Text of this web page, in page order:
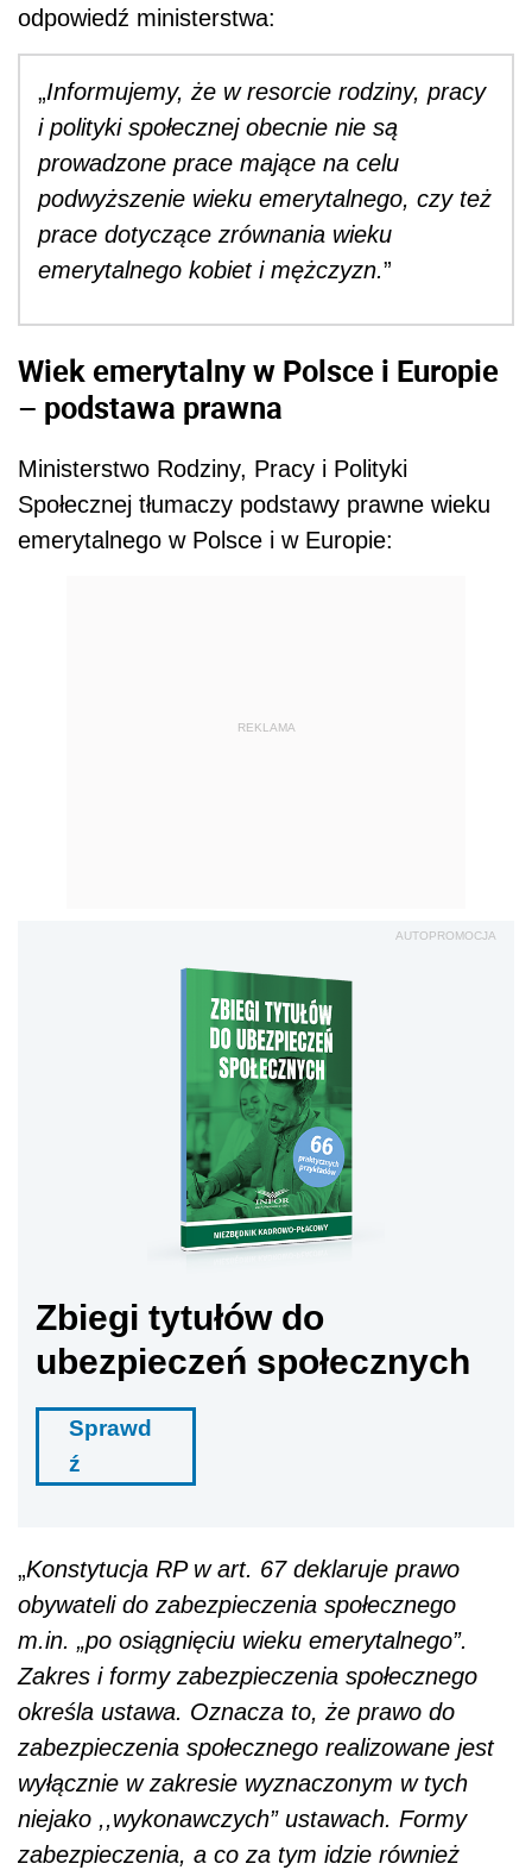
odpowiedź ministerstwa:
„Informujemy, że w resorcie rodziny, pracy
i polityki społecznej obecnie nie są
prowadzone prace mające na celu
podwyższenie wieku emerytalnego, czy też
prace dotyczące zrównania wieku
emerytalnego kobiet i mężczyzn.”
Wiek emerytalny w Polsce i Europie
– podstawa prawna
Ministerstwo Rodziny, Pracy i Polityki
Społecznej tłumaczy podstawy prawne wieku
emerytalnego w Polsce i w Europie:
REKLAMA
AUTOPROMOCJA
Zbiegi tytułów do
ubezpieczeń społecznych
Sprawd
ź
„Konstytucja RP w art. 67 deklaruje prawo
obywateli do zabezpieczenia społecznego
m.in. „po osiągnięciu wieku emerytalnego”.
Zakres i formy zabezpieczenia społecznego
określa ustawa. Oznacza to, że prawo do
zabezpieczenia społecznego realizowane jest
wyłącznie w zakresie wyznaczonym w tych
niejako ,,wykonawczych” ustawach. Formy
zabezpieczenia, a co za tym idzie również